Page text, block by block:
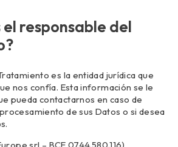
el responsable del
es la entidad jurídica que
nos confía. Esta información se le
pueda contactarnos en caso de
de sus Datos o si desea